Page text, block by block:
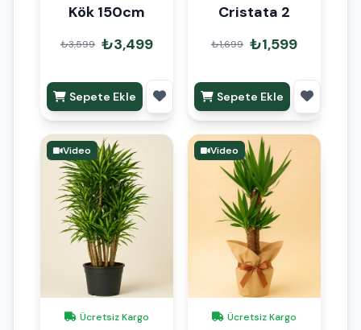
Kök 150cm
₺3,599 ₺3,499
Sepete Ekle
Cristata 2
₺1,699 ₺1,599
Sepete Ekle
Video
Ücretsiz Kargo
Video
Ücretsiz Kargo